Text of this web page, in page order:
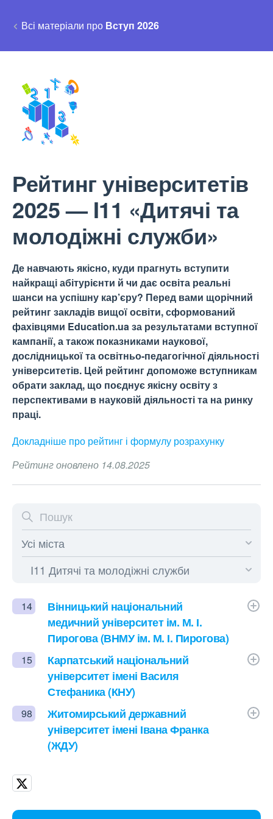
Всі матеріали про Вступ 2026
Рейтинг університетів
2025 — I11 «Дитячі та
молодіжні служби»
Де навчають якісно, куди прагнуть вступити
найкращі абітурієнти й чи дає освіта реальні
шанси на успішну кар’єру? Перед вами щорічний
рейтинг закладів вищої освіти, сформований
фахівцями Education.ua за результатами вступної
кампанії, а також показниками наукової,
дослідницької та освітньо-педагогічної діяльності
університетів. Цей рейтинг допоможе вступникам
обрати заклад, що поєднує якісну освіту з
перспективами в науковій діяльності та на ринку
праці.
Докладніше про рейтинг і формулу розрахунку
Рейтинг оновлено 14.08.2025
14
Вінницький національний
медичний університет ім. М. І.
Пирогова (ВНМУ ім. М. І. Пирогова)
15
Карпатський національний
університет імені Василя
Стефаника (КНУ)
98
Житомирський державний
університет імені Івана Франка
(ЖДУ)